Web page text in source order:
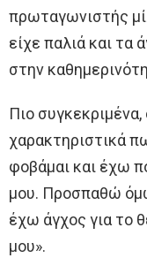
πρωταγωνιστής
είχε παλιά και τα
στην
Πιο
χαρακτηριστικά
φοβάμαι και έχω
μου. Προσπαθώ
έχω άγχος για το
μου».